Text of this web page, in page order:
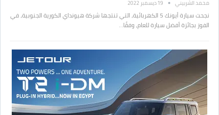
محمد الشربيني 19 ديسمبر 2022
نجحت سيارة أيونك 5 الكهربائية، التي تنتجها شركة هيونداي الكورية الجنوبية، في
الفوز بجائزة أفضل سيارة للعام، وفقًا…